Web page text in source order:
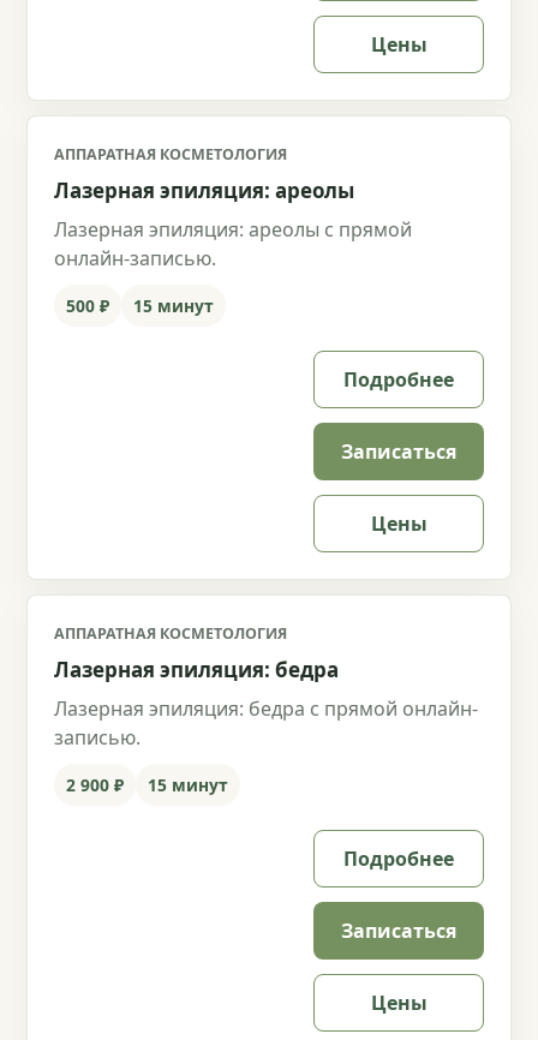
Цены
АППАРАТНАЯ КОСМЕТОЛОГИЯ
Лазерная эпиляция: ареолы
Лазерная эпиляция: ареолы с прямой
онлайн-записью.
500 ₽ 15 минут
Подробнее
Записаться
Цены
АППАРАТНАЯ КОСМЕТОЛОГИЯ
Лазерная эпиляция: бедра
Лазерная эпиляция: бедра с прямой онлайн-
записью.
2 900 ₽ 15 минут
Подробнее
Записаться
Цены